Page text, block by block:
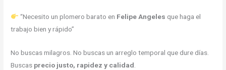
“Necesito un plomero barato en Felipe Angeles que haga el
trabajo bien y rápido”
No buscas milagros. No buscas un arreglo temporal que dure días.
Buscas precio justo, rapidez y calidad